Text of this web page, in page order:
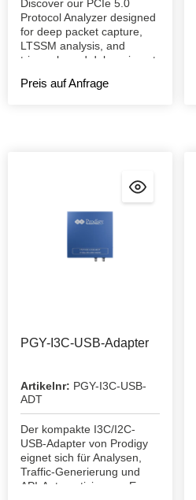
Discover our PCIe 5.0
Protocol Analyzer designed
for deep packet capture,
LTSSM analysis, and
trigger-based debugging at
Preis auf Anfrage
PGY-I3C-USB-Adapter
Artikelnr: PGY-I3C-USB-
ADT
Der kompakte I3C/I2C-
USB-Adapter von Prodigy
eignet sich für Analysen,
Traffic-Generierung und
API-Automatisierung. Er